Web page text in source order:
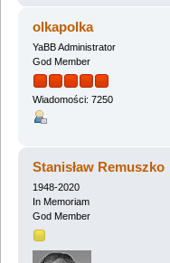
olkapolka
YaBB Administrator
God Member
Wiadomości: 7250
Stanisław Remuszko
1948-2020
In Memoriam
God Member